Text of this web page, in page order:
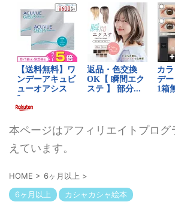
本ページはアフィリエイトプログ
えています。
HOME > 6ヶ月以上 >
6ヶ月以上
カシャカシャ絵本